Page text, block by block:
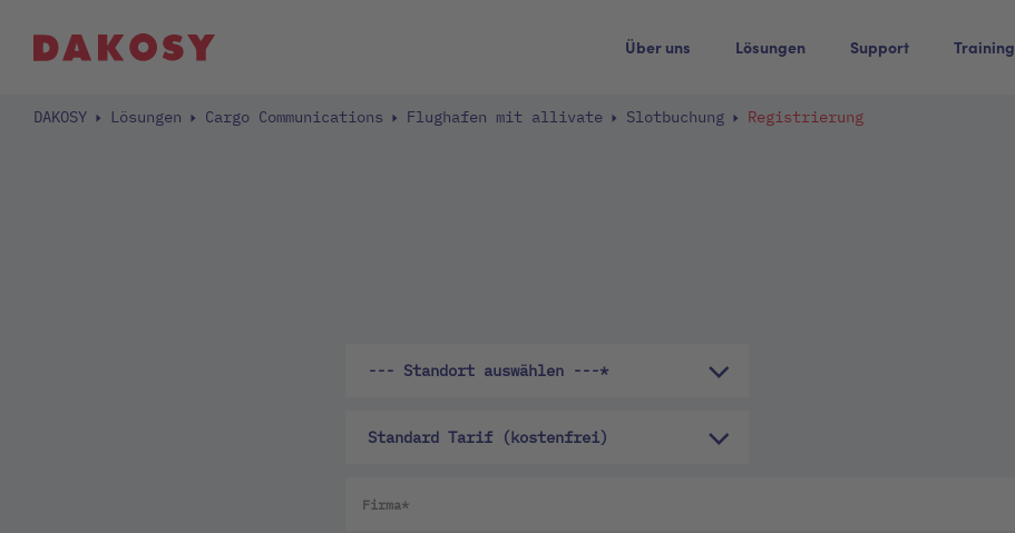
Über uns Lösungen Support Training
DAKOSY Lösungen Cargo Communications Flughafen mit allivate Slotbuchung Registrierung
--- Standort auswählen ---*
Standard Tarif (kostenfrei)